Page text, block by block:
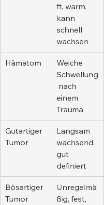
ft, warm,
kann
schnell
wachsen
Hämatom
Weiche
Schwellung
nach
einem
Trauma
Gutartiger
Tumor
Langsam
wachsend,
gut
definiert
Bösartiger
Tumor
Unregelmä
ßig, fest,